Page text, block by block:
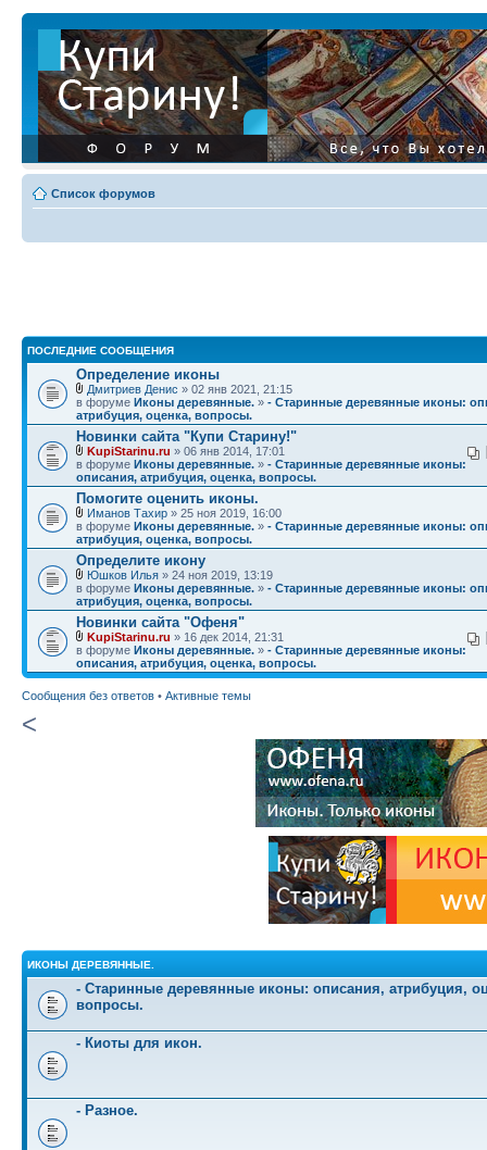
Список форумов
ПОСЛЕДНИЕ СООБЩЕНИЯ
Определение иконы
Дмитриев Денис » 02 янв 2021, 21:15
в форуме Иконы деревянные. » - Старинные деревянные иконы:
атрибуция, оценка, вопросы.
Новинки сайта "Купи Старину!"
KupiStarinu.ru » 06 янв 2014, 17:01
в форуме Иконы деревянные. » - Старинные деревянные иконы:
описания, атрибуция, оценка, вопросы.
Помогите оценить иконы.
Иманов Тахир » 25 ноя 2019, 16:00
в форуме Иконы деревянные. » - Старинные деревянные иконы:
атрибуция, оценка, вопросы.
Определите икону
Юшков Илья » 24 ноя 2019, 13:19
в форуме Иконы деревянные. » - Старинные деревянные иконы:
атрибуция, оценка, вопросы.
Новинки сайта "Офеня"
KupiStarinu.ru » 16 дек 2014, 21:31
в форуме Иконы деревянные. » - Старинные деревянные иконы:
описания, атрибуция, оценка, вопросы.
Сообщения без ответов • Активные темы
<
ИКОНЫ ДЕРЕВЯННЫЕ.
- Старинные деревянные иконы: описания, атрибуция,
вопросы.
- Киоты для икон.
- Разное.